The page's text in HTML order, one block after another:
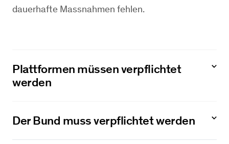
dauerhafte Massnahmen fehlen.
Plattformen müssen verpflichtet
werden
Der Bund muss verpflichtet werden